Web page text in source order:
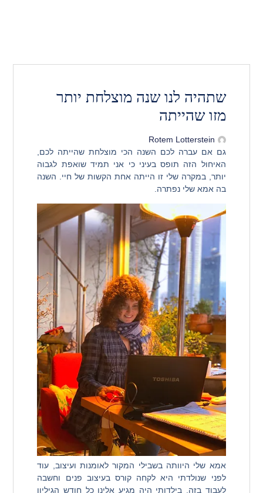
שתהיה לנו שנה מוצלחת יותר
מזו שהייתה
Rotem Lotterstein
גם אם עברה לכם השנה הכי מוצלחת שהייתה לכם,
האיחול הזה תופס בעיני כי אני תמיד שואפת לגבוה
יותר, במקרה שלי זו הייתה אחת הקשות של חיי. השנה
בה אמא שלי נפתרה.
אמא שלי היוותה בשבילי המקור לאומנות ועיצוב, עוד
לפני שנולדתי היא לקחה קורס בעיצוב פנים וחשבה
לעבוד בזה. בילדותי היה מגיע אלינו כל חודש הגיליון